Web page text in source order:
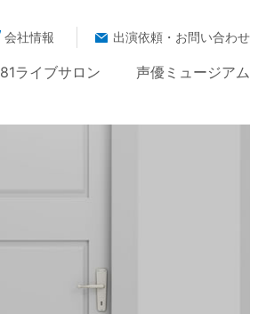
会社情報 出演依頼・お問い合わせ
81ライブサロン 声優ミュージアム